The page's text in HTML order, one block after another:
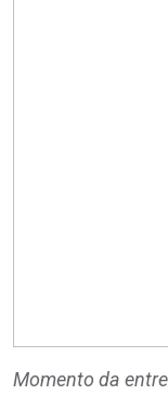
Momento da